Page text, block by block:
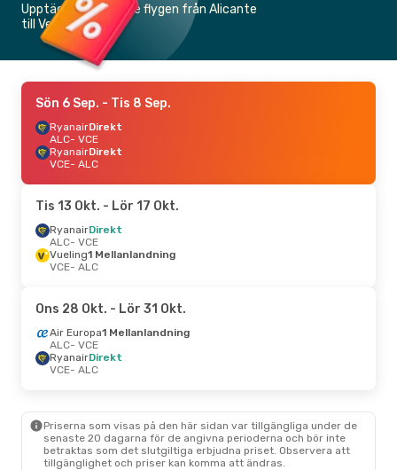
Upptäck de billigaste flygen från Alicante
till Venedig
Sön 6 Sep. - Tis 8 Sep.
RyanairDirekt
ALC- VCE
RyanairDirekt
VCE- ALC
Tis 13 Okt. - Lör 17 Okt.
RyanairDirekt
ALC- VCE
Vueling1 Mellanlandning
VCE- ALC
Ons 28 Okt. - Lör 31 Okt.
Air Europa1 Mellanlandning
ALC- VCE
RyanairDirekt
VCE- ALC
Priserna som visas på den här sidan var tillgängliga under de
senaste 20 dagarna för de angivna perioderna och bör inte
betraktas som det slutgiltiga erbjudna priset. Observera att
tillgänglighet och priser kan komma att ändras.